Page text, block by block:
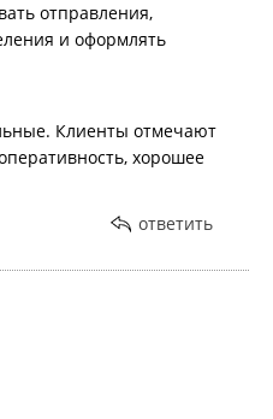
отправления,
и оформлять
Клиенты отмечают
хорошее
ответить